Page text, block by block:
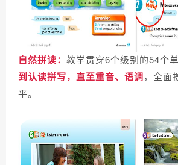
自然拼读： 教学贯穿6个级别的54个单
到认读拼写，直至重音、语调，全面
平。